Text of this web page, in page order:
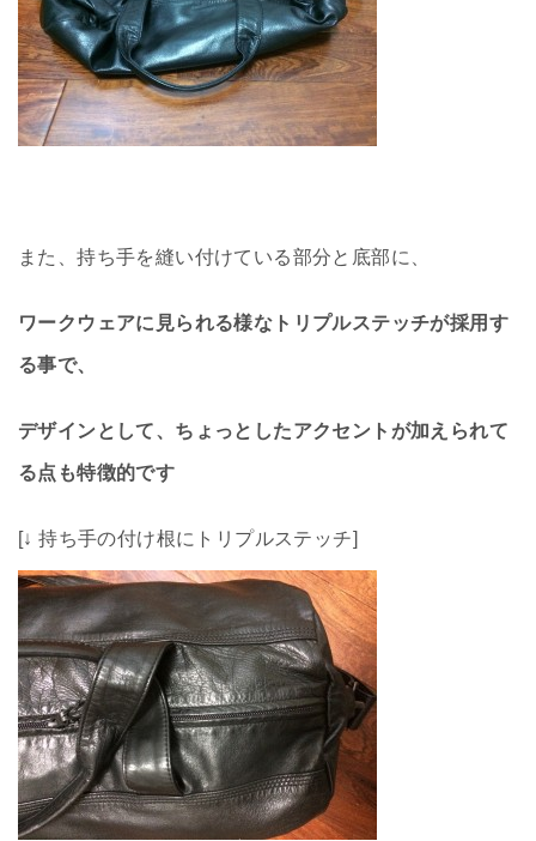
また、持ち手を縫い付けている部分と底部に、
ワークウェアに見られる様なトリプルステッチが採用す
る事で、
デザインとして、ちょっとしたアクセントが加えられて
る点も特徴的です
[↓ 持ち手の付け根にトリプルステッチ]